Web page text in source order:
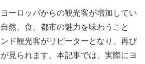
ーロッパからの観光客が増加してい
然、食、都市の魅力を味わうこと
ド観光客がリピーターとなり、再び
見られます。本記事では、実際にヨ